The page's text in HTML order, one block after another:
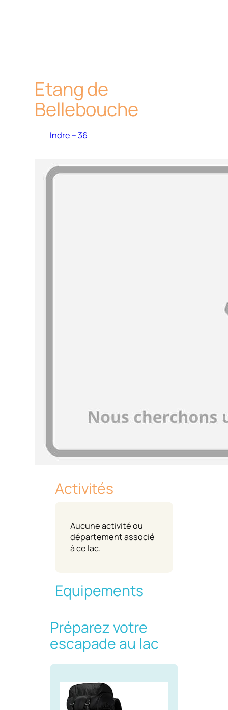
Etang de
Bellebouche
Indre – 36
Activités
Aucune activité ou
département associé
à ce lac.
Equipements
Préparez votre
escapade au lac